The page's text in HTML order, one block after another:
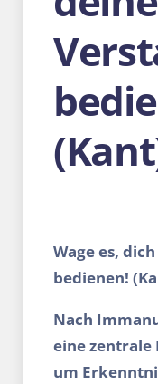
Wage es,
bedienen!
Nach
eine zentrale
um